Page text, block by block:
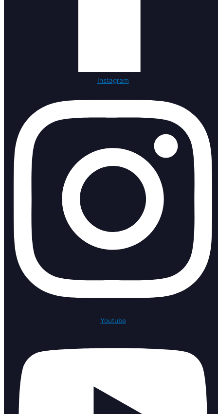
Instagram
Youtube